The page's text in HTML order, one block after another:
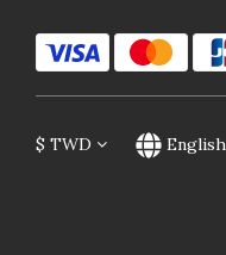
$ TWD English